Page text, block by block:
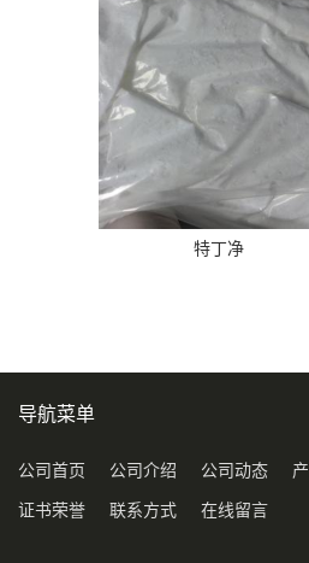
特丁净
导航菜单
公司首页 公司介绍 公司动态
证书荣誉 联系方式 在线留言